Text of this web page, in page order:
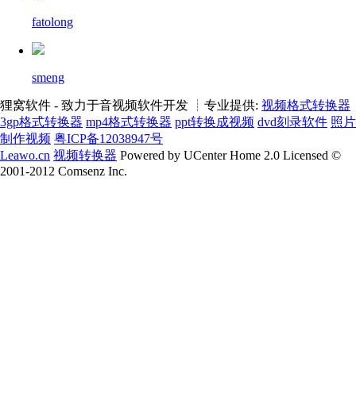
fatolong
smeng
狸窝软件 - 致力于音视频软件开发 ┊专业提供: 视频格式转换器
3gp格式转换器 mp4格式转换器 ppt转换成视频 dvd刻录软件 照片
制作视频 粤ICP备12038947号
Leawo.cn 视频转换器 Powered by UCenter Home 2.0 Licensed ©
2001-2012 Comsenz Inc.